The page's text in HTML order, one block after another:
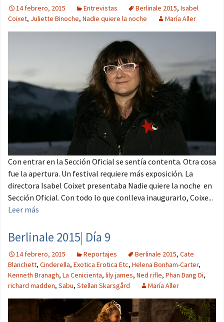
14 febrero, 2015 Entrevistas Berlinale 2015, Isabel
Coixet, Juliette Binoche, Nadie quiere la noche María Aller
Con entrar en la Sección Oficial se sentía contenta. Otra cosa
fue la apertura. Un festival requiere más exposición. La
directora Isabel Coixet presentaba Nadie quiere la noche en
Sección Oficial. Con todo lo que conlleva inaugurarlo, Coixe...
Leer más
Berlinale 2015| Día 9
14 febrero, 2015 Reportajes Berlinale 2015, Cate
Blanchett, Cinderella, Exotica Erotica Etc, Helena Bonham-Carter,
Kenneth Branagh, La Cenicienta, lily james, Ned rifle, Phan Dang Di,
richard madden, Sabu, Stellan Skarsgård María Aller